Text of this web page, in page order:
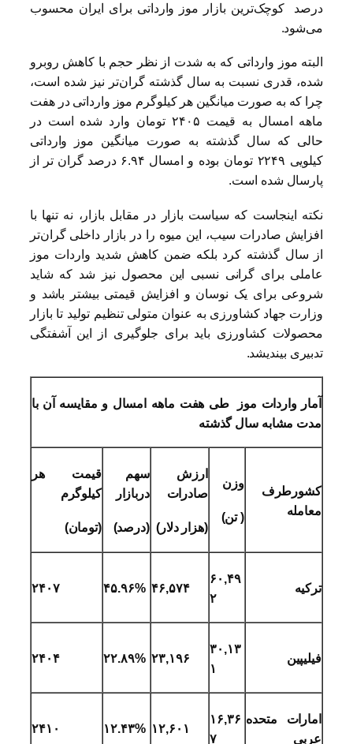
درصد کوچک‌ترین بازار موز وارداتی برای ایران محسوب
می‌شود.
البته موز وارداتی که به شدت از نظر حجم با کاهش روبرو
شده، قدری نسبت به سال گذشته گران‌تر نیز شده است،
چرا که به صورت میانگین هر کیلوگرم موز وارداتی در هفت
ماهه امسال به قیمت ۲۴۰۵ تومان وارد شده است در
حالی که سال گذشته به صورت میانگین موز وارداتی
کیلویی ۲۲۴۹ تومان بوده و امسال ۶.۹۴ درصد گران تر از
پارسال شده است.
نکته اینجاست که سیاست بازار در مقابل بازار، نه تنها با
افزایش صادرات سیب، این میوه را در بازار داخلی گران‌تر
از سال گذشته کرد بلکه ضمن کاهش شدید واردات موز
عاملی برای گرانی نسبی این محصول نیز شد که شاید
شروعی برای یک نوسان و افزایش قیمتی بیشتر باشد و
وزارت جهاد کشاورزی به عنوان متولی تنظیم تولید تا بازار
محصولات کشاورزی باید برای جلوگیری از این آشفتگی
تدبیری بیندیشد.
آمار واردات موز طی هفت ماهه امسال و مقایسه آن با
مدت مشابه سال گذشته
کشورطرف
معامله
وزن
( تن)
ارزش
صادرات
(هزار دلار)
سهم
دربازار
(درصد)
قیمت هر
کیلوگرم
(تومان)
ترکیه
۶۰,۴۹
۲
۴۶,۵۷۴ ۴۵.۹۶% ۲۴۰۷
فیلیپین
۳۰,۱۳
۱
۲۳,۱۹۶ ۲۲.۸۹% ۲۴۰۴
امارات متحده
عربی
۱۶,۳۶
۷
۱۲,۶۰۱ ۱۲.۴۳% ۲۴۱۰